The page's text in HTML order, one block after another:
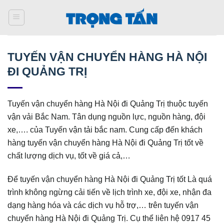
qua
TUYẾN VẬN CHUYỂN HÀNG HÀ NỘI
ĐI QUẢNG TRỊ
Tuyến vận chuyển hàng Hà Nội đi Quảng Trị thuộc tuyến
vận vải Bắc Nam. Tân dụng nguồn lực, nguồn hàng, đội
xe,…. của Tuyến vận tải bắc nam. Cung cấp đến khách
hàng tuyến vận chuyển hàng Hà Nội đi Quảng Trị tốt về
chất lượng dịch vụ, tốt về giá cả,…
Để tuyến vận chuyển hàng Hà Nội đi Quảng Trị tốt Là quá
trình không ngừng cải tiến về lịch trình xe, đội xe, nhận đa
dạng hàng hóa và các dịch vụ hỗ trợ,… trên tuyến vận
chuyển hàng Hà Nội đi Quảng Trị. Cụ thể liên hệ 0917 45